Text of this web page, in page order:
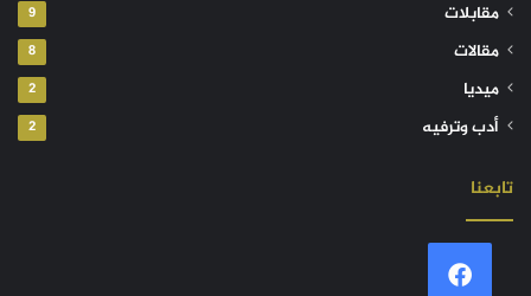
مقابلات 9
مقالات 8
ميديا 2
أدب وترفيه 2
تابعنا